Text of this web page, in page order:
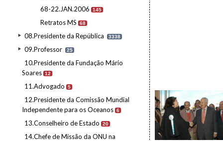
68-22.JAN.2006 145
Retratos MS 68
08.Presidente da República 3338
09.Professor 25
10.Presidente da Fundação Mário
Soares 12
11.Advogado 5
12.Presidente da Comissão Mundial
Independente para os Oceanos 6
13.Conselheiro de Estado 20
14.Chefe de Missão da ONU na